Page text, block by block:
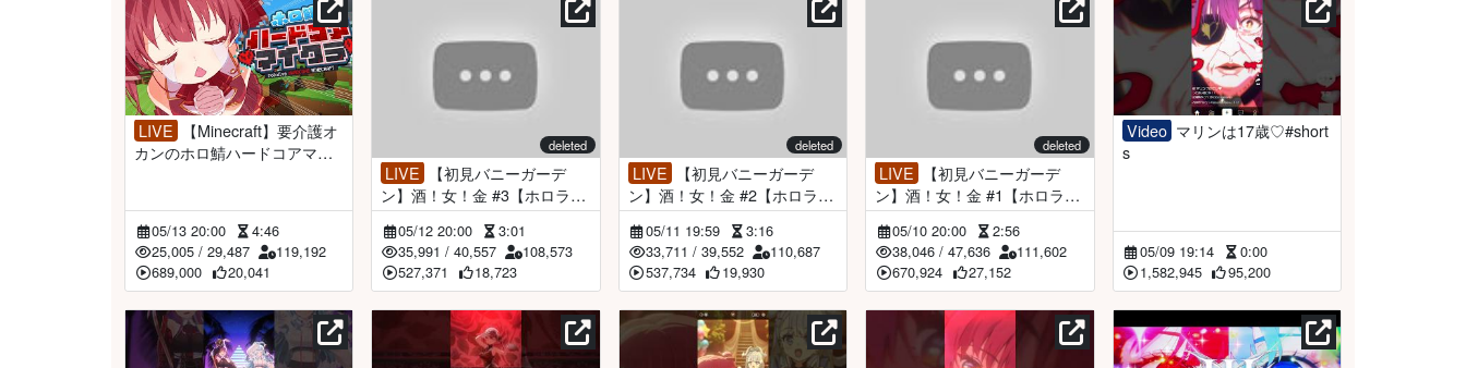
LIVE
カンのホロ鯖ハードコアマイ
05/13 20:00
4:46
25,005 / 29,487
119,192
689,000
20,041
deleted
LIVE
ン】酒！女！金 #3【ホロライ
ブ/宝鐘マリン＆アンジュ・カ
トリーナ】※ネタバレあり※
05/12 20:00
3:01
35,991 /40,557
108,573
527,371
18,723
deleted
LIVE 【初見バニーガーデ
ン】酒！女！金 #2【ホロライ
ブ/宝鐘マリン＆アンジュ・カ
トリーナ】※ネタバレあり※
05/11 19:59
3:16
33,711 / 39,552
110,687
537,734
19,930
deleted
LIVE
ン】酒！女！金 #1【ホロライ
ブ/宝鐘マリン＆アンジュ・カ
トリーナ】※ネタバレあり※
05/10 20:00
2:56
38,046 /47,636
111,602
670,924
27,152
Videoマリンは17歳♡#short
s
05/09 19:14
0:00
1,582,945
95,200